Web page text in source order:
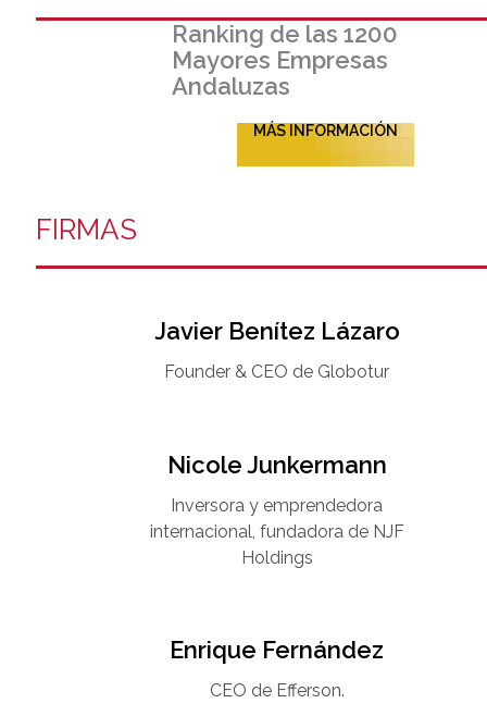
Ranking de las 1200
Mayores Empresas
Andaluzas
MÁS INFORMACIÓN
FIRMAS
Javier Benítez Lázaro
Founder & CEO de Globotur​
Nicole Junkermann​
Inversora y emprendedora
internacional, fundadora de NJF
Holdings
Enrique Fernández
CEO de Efferson.